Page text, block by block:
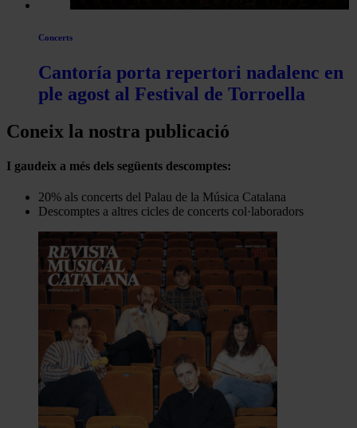
Concerts
Cantoría porta repertori nadalenc en
ple agost al Festival de Torroella
Coneix la nostra publicació
I gaudeix a més dels següents descomptes:
20% als concerts del Palau de la Música Catalana
Descomptes a altres cicles de concerts col·laboradors